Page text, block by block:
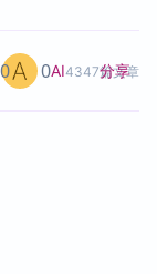
AI4347篇文章
0 0 分享